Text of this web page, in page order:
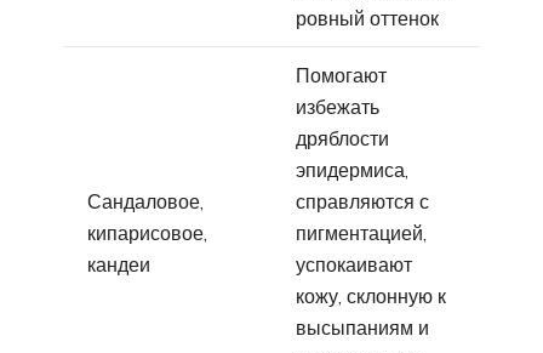
ровный оттенок
Сандаловое,
кипарисовое,
кандеи
Помогают
избежать
дряблости
эпидермиса,
справляются с
пигментацией,
успокаивают
кожу, склонную к
высыпаниям и